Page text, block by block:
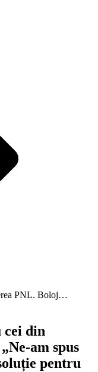
PNL. Boloj…
cei din
am spus
pentru